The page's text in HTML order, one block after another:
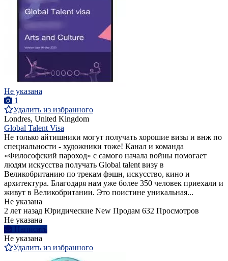
Не указана
1
Удалить из избранного
Londres, United Kingdom
Global Talent Visa
Не только айтишники могут получать хорошие визы и внж по
специальности - художники тоже! Канал и команда
«Философский пароход» с самого начала войны помогает
людям искусства получать Global talent визу в
Великобританию по трекам фэшн, искусство, кино и
архитектура. Благодаря нам уже более 350 человек приехали и
живут в Великобритании. Это поистине уникальная...
Не указана
2 лет назад Юридические New Продам 632 Просмотров
Не указана
Написать
Не указана
Удалить из избранного